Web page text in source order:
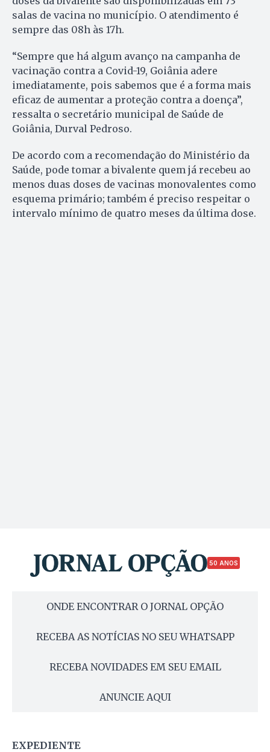
salas de vacina no município. O atendimento é
sempre das 08h às 17h.
“Sempre que há algum avanço na campanha de
vacinação contra a Covid-19, Goiânia adere
imediatamente, pois sabemos que é a forma mais
eficaz de aumentar a proteção contra a doença”,
ressalta o secretário municipal de Saúde de
Goiânia, Durval Pedroso.
De acordo com a recomendação do Ministério da
Saúde, pode tomar a bivalente quem já recebeu ao
menos duas doses de vacinas monovalentes como
esquema primário; também é preciso respeitar o
intervalo mínimo de quatro meses da última dose.
50 ANOS
ONDE ENCONTRAR O JORNAL OPÇÃO
RECEBA AS NOTÍCIAS NO SEU WHATSAPP
RECEBA NOVIDADES EM SEU EMAIL
ANUNCIE AQUI
EXPEDIENTE